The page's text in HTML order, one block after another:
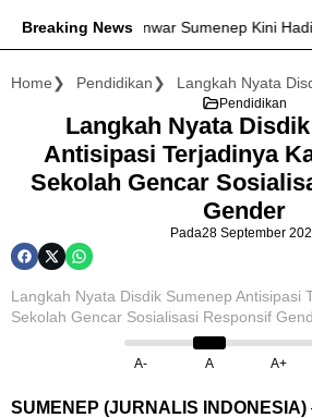
Breaking News
dr. H. Moh. Anwar Sumenep Kini Hadirkan
Home Pendidikan
Pendidikan
Langkah Nyata
Antisipasi Terjadinya
Sekolah Gencar
Gender
Pada28 September
Langkah Nyata Disdik Sumenep Antisipasi
Sekolah Gencar Sosialisasi Responsif
A- A A+
SUMENEP (JURNALIS INDONESIA)